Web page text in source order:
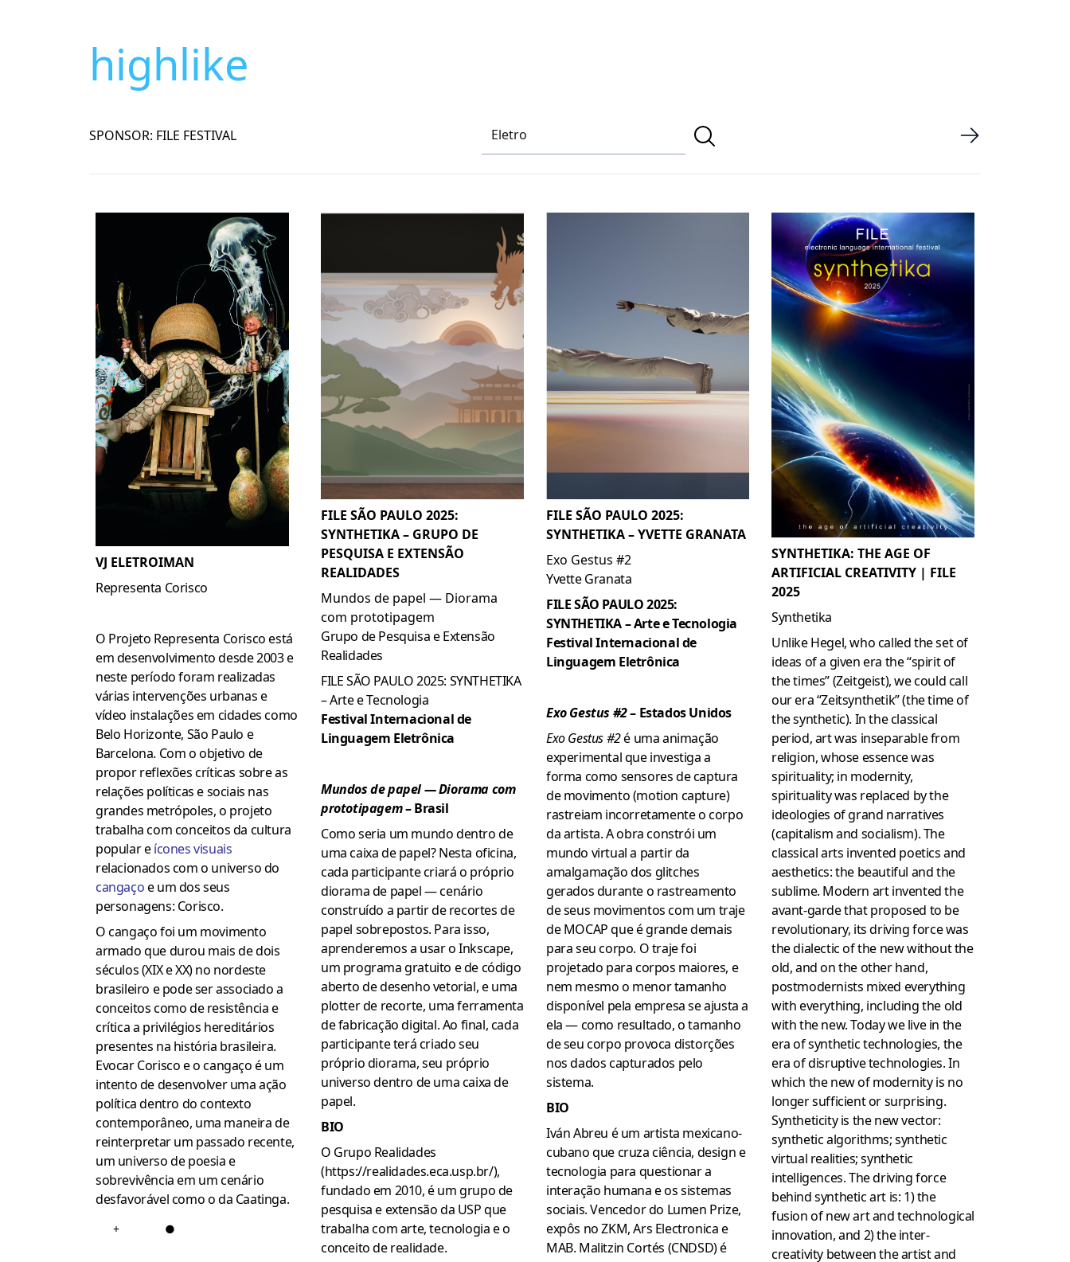
highlike
SPONSOR: FILE FESTIVAL
VJ ELETROIMAN
Representa Corisco
O Projeto Representa Corisco está
em desenvolvimento desde 2003 e
neste período foram realizadas
várias intervenções urbanase
vídeo instalações em cidades como
Belo Horizonte, São Paulo e
Barcelona. Com o objetivo de
propor reflexões críticas sobre as
relações políticas e sociais nas
grandes metrópoles, o projeto
trabalha com conceitos da cultura
popular eícones visuais
relacionados com o universo do
cangaçoe um dos seus
personagens: Corisco.
O cangaço foi um movimento
armado que durou mais de dois
séculos (XIX e XX) no nordeste
brasileiro e pode ser associado a
conceitos como de resistência e
crítica a privilégios hereditários
presentes na história brasileira.
Evocar Corisco e o cangaço é um
intento de desenvolver uma ação
política dentro do contexto
contemporâneo, uma maneira de
reinterpretar um passado recente,
um universo de poesia e
sobrevivência em um cenário
desfavorável como o da Caatinga.
+ ●
FILE SÃO PAULO 2025:
SYNTHETIKA – GRUPO DE
PESQUISA E EXTENSÃO
REALIDADES
Mundos de papel — Diorama
com prototipagem
Grupo de Pesquisa e Extensão
Realidades
FILE SÃO PAULO 2025: SYNTHETIKA
– Arte e Tecnologia
Festival Internacional de
Linguagem Eletrônica
Mundos de papel — Diorama com
prototipagem– Brasil
Como seria um mundo dentro de
uma caixa de papel? Nesta oficina,
cada participante criará o próprio
diorama de papel — cenário
construído a partir de recortes de
papel sobrepostos. Para isso,
aprenderemos a usar o Inkscape,
um programa gratuito e de código
aberto de desenho vetorial, e uma
plotter de recorte, uma ferramenta
de fabricação digital. Ao final, cada
participante terá criado seu
próprio diorama, seu próprio
universo dentro de uma caixa de
papel.
BIO
O Grupo Realidades
(https://realidades.eca.usp.br/),
fundado em 2010, é um grupo de
pesquisa e extensão da USP que
trabalha com arte, tecnologia e o
conceito de realidade.
FILE SÃO PAULO 2025:
SYNTHETIKA – YVETTE GRANATA
Exo Gestus #2
Yvette Granata
FILE SÃO PAULO 2025:
SYNTHETIKA – Arte e Tecnologia
Festival Internacional de
Linguagem Eletrônica
Exo Gestus #2– Estados Unidos
Exo Gestus #2é uma animação
experimental que investiga a
forma como sensores de captura
de movimento (motion capture)
rastreiam incorretamente o corpo
da artista. A obra constrói um
mundo virtual a partir da
amalgamação dos glitches
gerados durante o rastreamento
de seus movimentos com um traje
de MOCAP que é grande demais
para seu corpo. O traje foi
projetado para corpos maiores, e
nem mesmo o menor tamanho
disponível pela empresa se ajusta a
ela — como resultado, o tamanho
de seu corpo provoca distorções
nos dados capturados pelo
sistema.
BIO
Iván Abreu é um artista mexicano-
cubano que cruza ciência, design e
tecnologia para questionar a
interação humana e os sistemas
sociais. Vencedor do Lumen Prize,
expôs no ZKM, Ars Electronica e
MAB. Malitzin Cortés (CNDSD) é
SYNTHETIKA: THE AGE OF
ARTIFICIAL CREATIVITY | FILE
2025
Synthetika
Unlike Hegel, who called the set of
ideas of a given era the “spirit of
the times” (Zeitgeist), we could call
our era “Zeitsynthetik” (the time of
the synthetic). In the classical
period, art was inseparable from
religion, whose essence was
spirituality; in modernity,
spirituality was replaced by the
ideologies of grand narratives
(capitalism and socialism). The
classical arts invented poetics and
aesthetics: the beautiful and the
sublime. Modern art invented the
avant-garde that proposed to be
revolutionary, its driving force was
the dialectic of the new without the
old, and on the other hand,
postmodernists mixed everything
with everything, including the old
with the new. Today we live in the
era of synthetic technologies, the
era of disruptive technologies. In
which the new of modernity is no
longer sufficient or surprising.
Syntheticity is the new vector:
synthetic algorithms; synthetic
virtual realities; synthetic
intelligences. The driving force
behind synthetic art is: 1) the
fusion of new art and technological
innovation, and 2) the inter-
creativity between the artist and